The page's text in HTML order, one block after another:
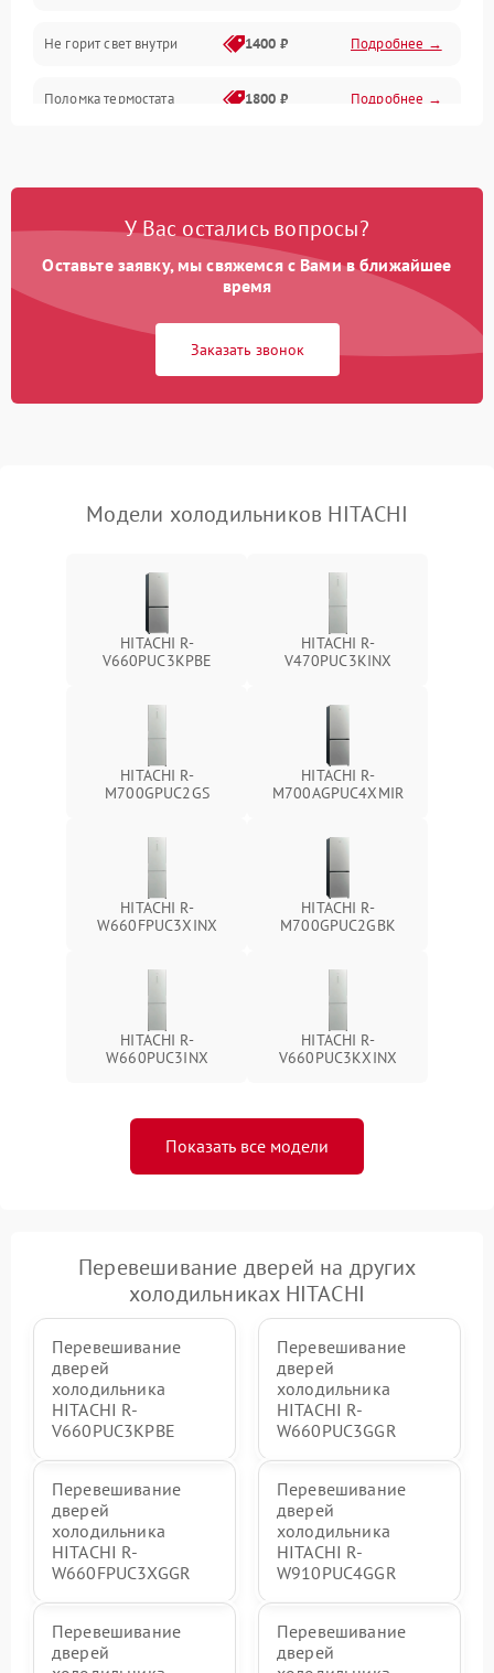
Не горит свет внутри 1400 ₽ Подробнее →
Поломка термостата 1800 ₽ Подробнее →
Образование конденсата
1800 ₽ Подробнее →
Сбой в работе инвертора
работе
2000 ₽ Подробнее →
У Вас остались вопросы?
Оставьте заявку, мы свяжемся с Вами в ближайшее
время
Заказать звонок
Модели холодильников HITACHI
HITACHI R-
V660PUC3KPBE
HITACHI R-
V470PUC3KINX
HITACHI R-
M700GPUC2GS
HITACHI R-
M700AGPUC4XMIR
HITACHI R-
W660FPUC3XINX
HITACHI R-
M700GPUC2GBK
HITACHI R-
W660PUC3INX
HITACHI R-
V660PUC3KXINX
Показать все модели
Перевешивание дверей на других
холодильниках HITACHI
Перевешивание
дверей
холодильника
HITACHI R-
V660PUC3KPBE
Перевешивание
дверей
холодильника
HITACHI R-
W660PUC3GGR
Перевешивание
дверей
холодильника
HITACHI R-
W660FPUC3XGGR
Перевешивание
дверей
холодильника
HITACHI R-
W910PUC4GGR
Перевешивание
дверей
Перевешивание
дверей